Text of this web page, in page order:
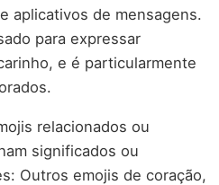
aplicativos de mensagens.
para expressar
e é particularmente
relacionados ou
significados ou
Outros emojis de coração,